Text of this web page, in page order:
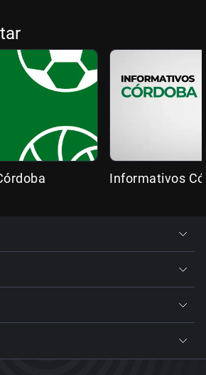
Informativos